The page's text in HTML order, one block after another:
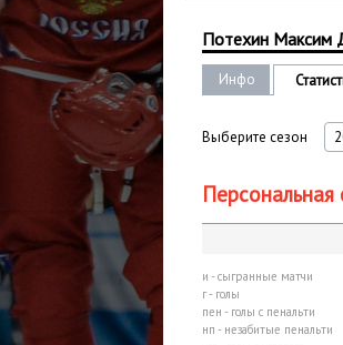
Потехин Максим
Инфо
Выберите сезон
Персональная
и - сыгранные матчи
г - голы
пен - голы с пенальти
нп - незабитые пенальти